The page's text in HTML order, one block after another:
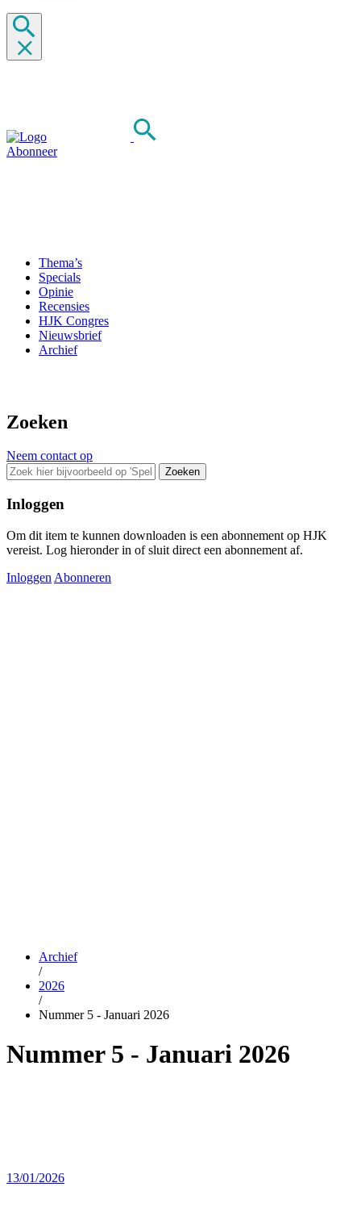
Abonneer
Thema’s
Specials
Opinie
Recensies
HJK Congres
Nieuwsbrief
Archief
Zoeken
Neem contact op
Zoeken
Inloggen
Om dit item te kunnen downloaden is een abonnement op HJK
vereist. Log hieronder in of sluit direct een abonnement af.
Inloggen Abonneren
Archief
/
2026
/
Nummer 5 - Januari 2026
Nummer 5 - Januari 2026
13/01/2026